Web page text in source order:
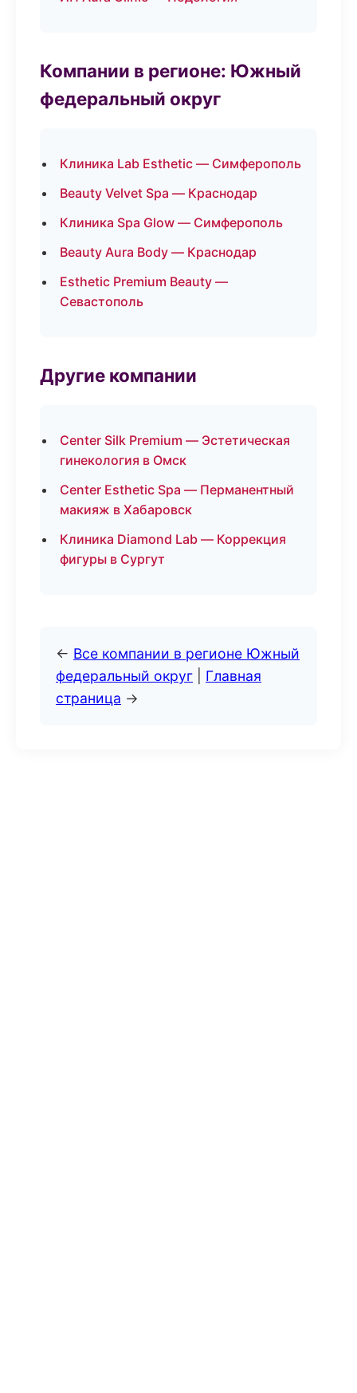
Компании в регионе: Южный
федеральный округ
Клиника Lab Esthetic — Симферополь
Beauty Velvet Spa — Краснодар
Клиника Spa Glow — Симферополь
Beauty Aura Body — Краснодар
Esthetic Premium Beauty —
Севастополь
Другие компании
Center Silk Premium — Эстетическая
гинекология в Омск
Center Esthetic Spa — Перманентный
макияж в Хабаровск
Клиника Diamond Lab — Коррекция
фигуры в Сургут
← Все компании в регионе Южный
федеральный округ
Главная
страница →